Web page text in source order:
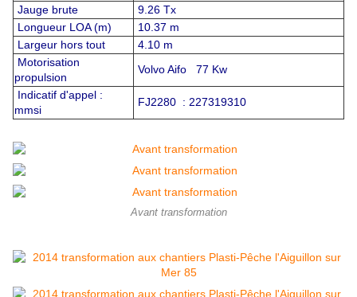
Jauge brute
9.26 Tx
Longueur LOA (m)
10.37 m
Largeur hors tout
4.10 m
Motorisation
propulsion
Volvo Aifo 77 Kw
Indicatif d'appel :
mmsi
FJ2280 : 227319310
Avant transformation